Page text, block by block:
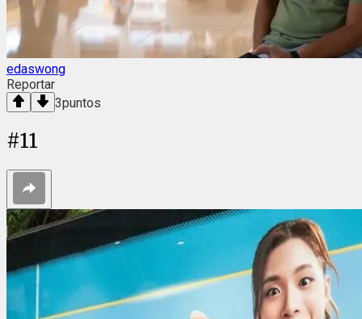
edaswong
Reportar
3puntos
#11